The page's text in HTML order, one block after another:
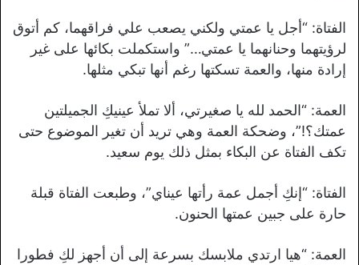
الفتاة: “أجل يا عمتي ولكني يصعب علي فراقهما، كم أتوق
لرؤيتهما وحنانهما يا عمتي…” واستكملت بكائها على غير
إرادة منها، والعمة تسكتها رغم أنها تبكي مثلها.
العمة: “الحمد لله يا صغيرتي، ألا تملأ عينيكِ الجميلتين
عمتك؟!”، وضحكة العمة وهي تريد أن تغير الموضوع حتى
تكف الفتاة عن البكاء بمثل ذلك يوم سعيد.
الفتاة: “إنكِ أجمل عمة رأتها عيناي”، وطبعت الفتاة قبلة
حارة على جبين عمتها الحنون.
العمة: “هيا ارتدي ملابسك بسرعة إلى أن أجهز لكِ فطورا